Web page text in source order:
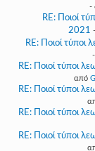
-
RE: Ποιοί
2021
RE: Ποιοί
RE: Ποιοί τύποι
από
RE: Ποιοί τύποι
RE: Ποιοί τύποι
RE: Ποιοί τύποι